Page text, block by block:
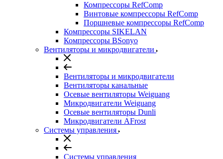
Компрессоры RefComp
Винтовые компрессоры RefComp
Поршневые компрессоры RefComp
Компрессоры SIKELAN
Компрессоры BSonyo
Вентиляторы и микродвигатели
Вентиляторы и микродвигатели
Вентиляторы канальные
Осевые вентиляторы Weiguang
Микродвигатели Weiguang
Осевые вентиляторы Dunli
Микродвигатели AFrost
Системы управления
Системы управления